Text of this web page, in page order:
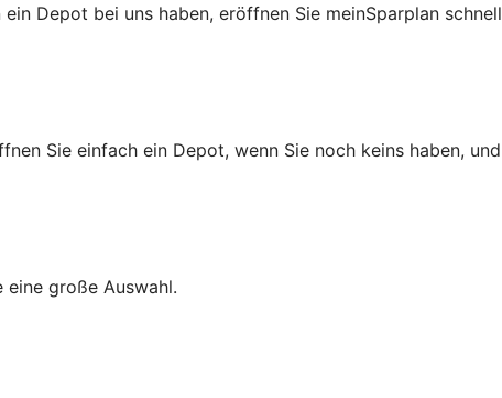
Depot bei uns haben, eröffnen Sie meinSparplan
Sie einfach ein Depot, wenn Sie noch keins haben,
eine große Auswahl.